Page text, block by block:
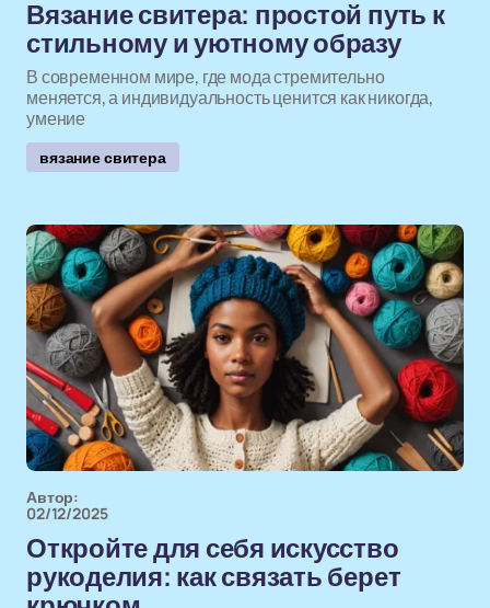
Вязание свитера: простой путь к
стильному и уютному образу
В современном мире, где мода стремительно
меняется, а индивидуальность ценится как никогда,
умение
вязание свитера
Автор:
02/12/2025
Откройте для себя искусство
рукоделия: как связать берет